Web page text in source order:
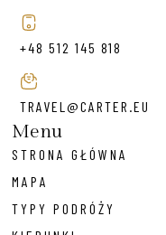
+48 512 145 818
TRAVEL@CARTER.EU
Menu
STRONA GŁÓWNA
MAPA
TYPY PODRÓŻY